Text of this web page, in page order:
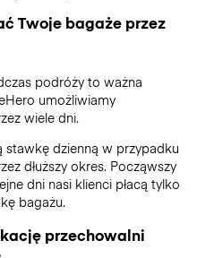
Twoje bagaże przez
podróży to ważna
umożliwiamy
wiele dni.
stawkę dzienną w przypadku
dłuższy okres. Począwszy
dni nasi klienci płacą tylko
bagażu.
przechowalni